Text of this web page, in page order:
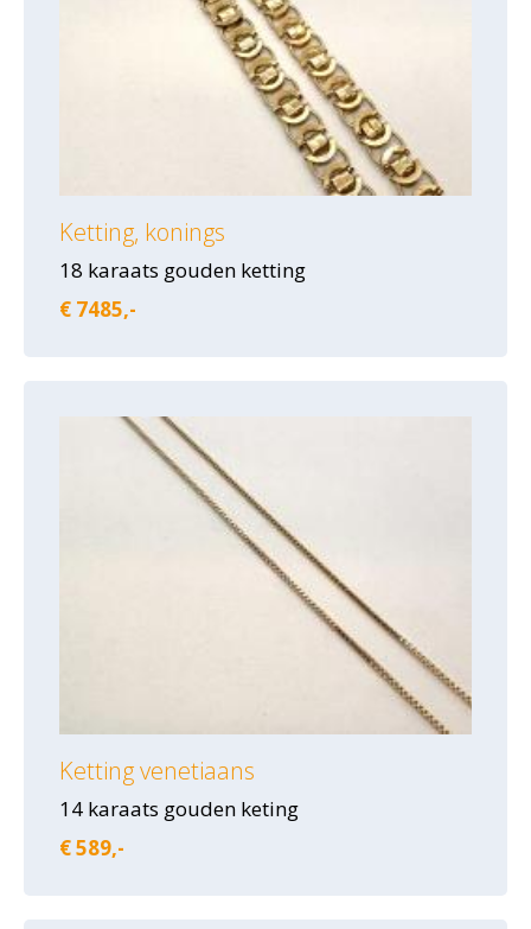
Ketting, konings
18 karaats gouden ketting
€ 7485,-
Ketting venetiaans
14 karaats gouden keting
€ 589,-